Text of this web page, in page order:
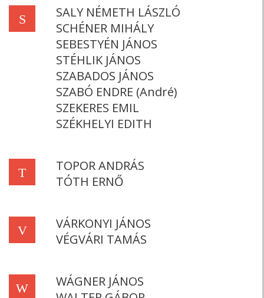
S
SALY NÉMETH LÁSZLÓ
SCHÉNER MIHÁLY
SEBESTYÉN JÁNOS
STÉHLIK JÁNOS
SZABADOS JÁNOS
SZABÓ ENDRE (André)
SZEKERES EMIL
SZÉKHELYI EDITH
T
TOPOR ANDRÁS
TÓTH ERNŐ
V
VÁRKONYI JÁNOS
VÉGVÁRI TAMÁS
W
WÁGNER JÁNOS